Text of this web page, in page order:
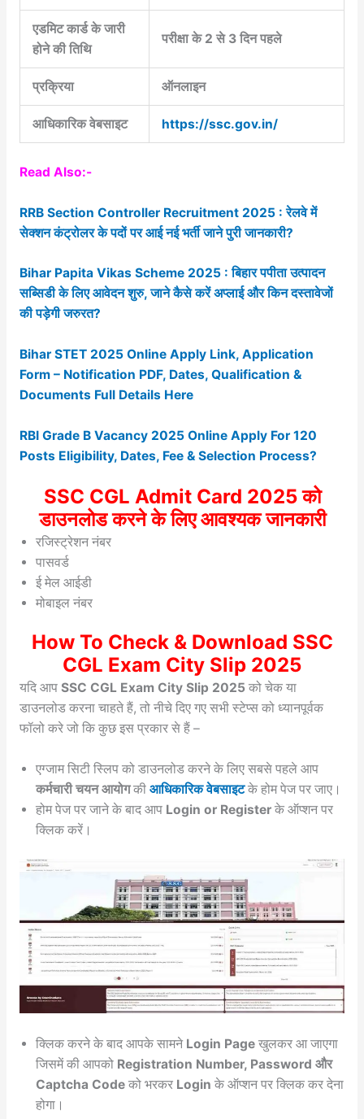
एडमिट कार्ड के जारी
होने की तिथि
परीक्षा के 2 से 3 दिन पहले
प्रक्रिया ऑनलाइन
आधिकारिक वेबसाइट https://ssc.gov.in/
Read Also:-
RRB Section Controller Recruitment 2025 : रेलवे में
सेक्शन कंट्रोलर के पदों पर आई नई भर्ती जाने पुरी जानकारी?
Bihar Papita Vikas Scheme 2025 : बिहार पपीता उत्पादन
सब्सिडी के लिए आवेदन शुरु, जाने कैसे करें अप्लाई और किन दस्तावेजों
की पड़ेगी जरुरत?
Bihar STET 2025 Online Apply Link, Application
Form – Notification PDF, Dates, Qualification &
Documents Full Details Here
RBI Grade B Vacancy 2025 Online Apply For 120
Posts Eligibility, Dates, Fee & Selection Process?
SSC CGL Admit Card 2025 को
डाउनलोड करने के लिए आवश्यक जानकारी
रजिस्ट्रेशन नंबर
पासवर्ड
ई मेल आईडी
मोबाइल नंबर
How To Check & Download SSC
CGL Exam City Slip 2025
यदि आप SSC CGL Exam City Slip 2025 को चेक या
डाउनलोड करना चाहते हैं, तो नीचे दिए गए सभी स्टेप्स को ध्यानपूर्वक
फॉलो करे जो कि कुछ इस प्रकार से हैं –
एग्जाम सिटी स्लिप को डाउनलोड करने के लिए सबसे पहले आप
कर्मचारी चयन आयोगकी आधिकारिक वेबसाइट के होम पेज पर जाए।
होम पेज पर जाने के बाद आप Login or Registerके ऑप्शन पर
क्लिक करें।
क्लिक करने के बाद आपके सामने Login Pageखुलकर आ जाएगा
जिसमें की आपको Registration Number, Password और
Captcha Code को भरकर Login के ऑप्शन पर क्लिक कर देना
होगा।